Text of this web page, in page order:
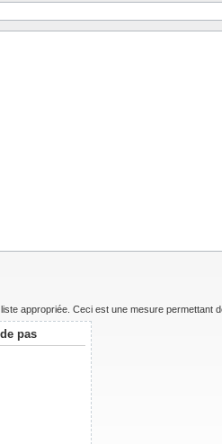
appropriée. Ceci est une mesure permettant
pas